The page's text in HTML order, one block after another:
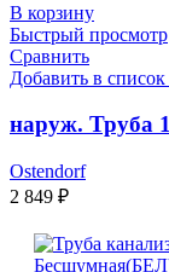
В корзину
Быстрый просмотр
Сравнить
Добавить в
наруж. Труба
Ostendorf
2 849 ₽